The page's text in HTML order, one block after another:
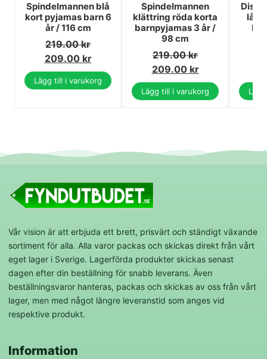
Spindelmannen blå
kort pyjamas barn 6
år / 116 cm
219.00kr
209.00 kr
Lägg till i varukorg
Spindelmannen
klättring röda korta
barnpyjamas 3 år /
98 cm
219.00kr
209.00 kr
Lägg till i varukorg
Vår vision är att erbjuda ett brett, prisvärt och ständigt växande
sortiment för alla. Alla varor packas och skickas direkt från vårt
eget lager i Sverige. Lagerförda produkter skickas senast
dagen efter din beställning för snabb leverans. Även
beställningsvaror hanteras, packas och skickas av oss från vårt
lager, men med något längre leveranstid som anges vid
respektive produkt.
Information